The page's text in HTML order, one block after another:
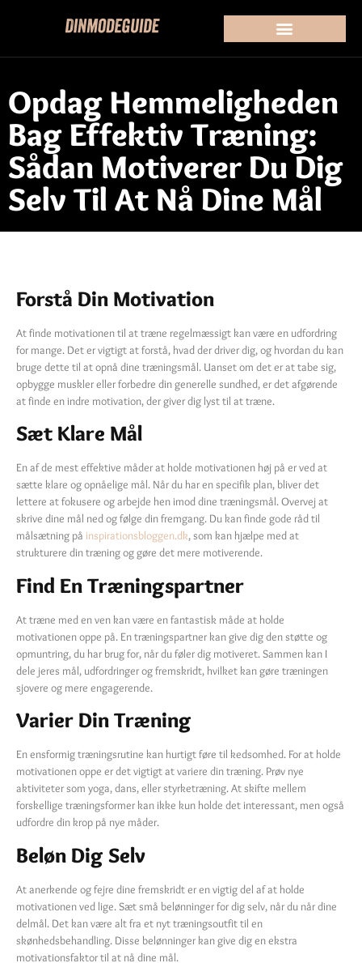
Opdag Hemmeligheden
Bag Effektiv Træning:
Sådan Motiverer Du Dig
Selv Til At Nå Dine Mål
Forstå Din Motivation
At finde motivationen til at træne regelmæssigt kan være en udfordring
for mange. Det er vigtigt at forstå, hvad der driver dig, og hvordan du kan
bruge dette til at opnå dine træningsmål. Uanset om det er at tabe sig,
opbygge muskler eller forbedre din generelle sundhed, er det afgørende
at finde en indre motivation, der giver dig lyst til at træne.
Sæt Klare Mål
En af de mest effektive måder at holde motivationen høj på er ved at
sætte klare og opnåelige mål. Når du har en specifik plan, bliver det
lettere at fokusere og arbejde hen imod dine træningsmål. Overvej at
skrive dine mål ned og følge din fremgang. Du kan finde gode råd til
målsætning på inspirationsbloggen.dk, som kan hjælpe med at
strukturere din træning og gøre det mere motiverende.
Find En Træningspartner
At træne med en ven kan være en fantastisk måde at holde
motivationen oppe på. En træningspartner kan give dig den støtte og
opmuntring, du har brug for, når du føler dig motiveret. Sammen kan I
dele jeres mål, udfordringer og fremskridt, hvilket kan gøre træningen
sjovere og mere engagerende.
Varier Din Træning
En ensformig træningsrutine kan hurtigt føre til kedsomhed. For at holde
motivationen oppe er det vigtigt at variere din træning. Prøv nye
aktiviteter som yoga, dans, eller styrketræning. At skifte mellem
forskellige træningsformer kan ikke kun holde det interessant, men også
udfordre din krop på nye måder.
Beløn Dig Selv
At anerkende og fejre dine fremskridt er en vigtig del af at holde
motivationen ved lige. Sæt små belønninger for dig selv, når du når dine
delmål. Det kan være alt fra et nyt træningsoutfit til en
skønhedsbehandling. Disse belønninger kan give dig en ekstra
motivationsfaktor til at nå dine mål.